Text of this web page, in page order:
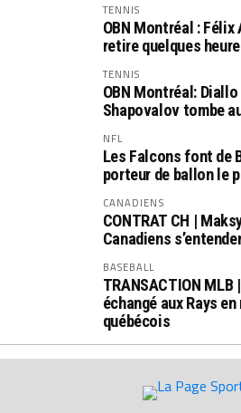
TENNIS
OBN Montréal :
retire quelques
TENNIS
OBN Montréal:
Shapovalov tombe
NFL
Les Falcons font de
porteur de ballon le
CANADIENS
CONTRAT CH |
Canadiens
BASEBALL
TRANSACTION MLB
échangé aux Rays
québécois